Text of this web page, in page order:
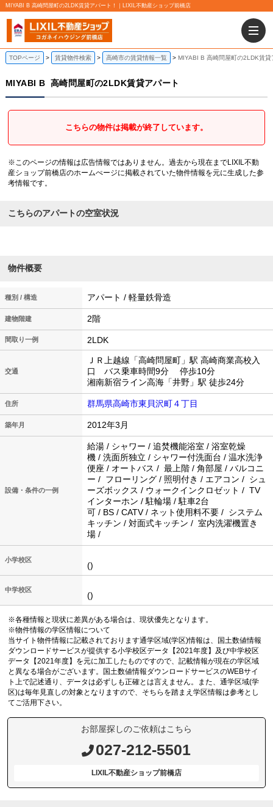
MIYABI B 高崎問屋町の2LDK賃貸アパート！｜LIXIL不動産ショップ前橋店
TOPページ 賃貸物件検索 高崎市の賃貸情報一覧 MIYABI B 高崎問屋町の2LDK賃貸
MIYABI B 高崎問屋町の2LDK賃貸アパート
こちらの物件は掲載が終了しています。
※このページの情報は広告情報ではありません。過去から現在までLIXIL不動
産ショップ前橋店のホームぺージに掲載されていた物件情報を元に生成した参
考情報です。
こちらのアパートの空室状況
物件概要
種別 / 構造 アパート / 軽量鉄骨造
建物階建 2階
間取り一例 2LDK
交通
ＪＲ上越線「高崎問屋町」駅 高崎商業高校入
口 バス乗車時間9分 停歩10分
湘南新宿ライン高海「井野」駅 徒歩24分
住所 群馬県高崎市東貝沢町４丁目
築年月 2012年3月
設備・条件の一例
給湯 / シャワー / 追焚機能浴室 / 浴室乾燥
機 / 洗面所独立 / シャワー付洗面台 / 温水洗浄
便座 / オートバス / 最上階 / 角部屋 / バルコニ
ー / フローリング / 照明付き / エアコン / シュ
ーズボックス / ウォークインクロゼット / TV
インターホン / 駐輪場 / 駐車2台
可 / BS / CATV / ネット使用料不要 / システム
キッチン / 対面式キッチン / 室内洗濯機置き
場 /
小学校区
()
中学校区
()
※各種情報と現状に差異がある場合は、現状優先となります。
※物件情報の学区情報について
当サイト物件情報に記載されております通学区域(学区)情報は、国土数値情報
ダウンロードサービスが提供する小学校区データ【2021年度】及び中学校区
データ【2021年度】を元に加工したものですので、記載情報が現在の学区域
と異なる場合がございます。国土数値情報ダウンロードサービスのWEBサイ
ト上で記述通り、データは必ずしも正確とは言えません。また、通学区域(学
区)は毎年見直しの対象となりますので、そちらを踏まえ学区情報は参考とし
てご活用下さい。
お部屋探しのご依頼はこちら
027-212-5501
LIXIL不動産ショップ前橋店